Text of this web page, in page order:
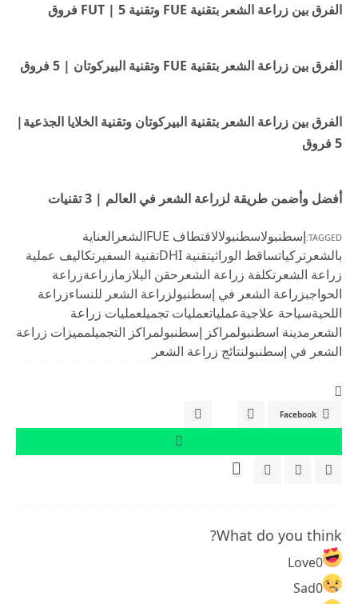
الفرق بين زراعة الشعر بتقنية FUE وتقنية FUT | 5 فروق
الفرق بين زراعة الشعر بتقنية FUE وتقنية البيركوتان | 5 فروق
الفرق بين زراعة الشعر بتقنية البيركوتان وتقنية الخلايا الجذعية|
5 فروق
أفضل وأضمن طريقة لزراعة الشعر في العالم | 3 تقنيات
TAGGED: إسطنبولاسطنبولالاقتطاف FUE الشعر العناية
بالشعر تركياتساقط الوراثيتقنية DHI تقنية السفير تكاليف عملية
زراعة الشعر تكلفة زراعة الشعر حقن البلازمازراعةزراعة
الحواجبزراعة الشعر في إسطنبولزراعة الشعر للنساءزراعة
اللحيةسياحة علاجيةعملياتعمليات تجميلعمليات زراعة
الشعر مدينة اسطنبولمراكز إسطنبولمراكز التجميلمميزات زراعة
الشعر في إسطنبولنتائج زراعة الشعر
Facebook
What do you think?
Love0
Sad0